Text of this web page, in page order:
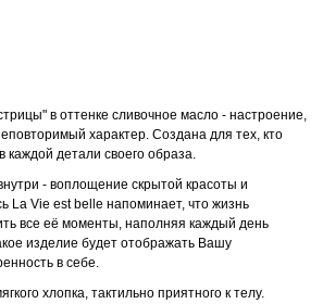
в оттенке сливочное масло - настроение,
характер. Создана для тех, кто
каждой детали своего образа.
- воплощение скрытой красоты и
La Vie est belle напоминает, что жизнь
все её моменты, наполняя каждый день
изделие будет отображать Вашу
в себе.
хлопка, тактильно приятного к телу.